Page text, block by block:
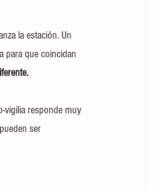
la estación. Un
para que coincidan
vigilia responde muy
ser